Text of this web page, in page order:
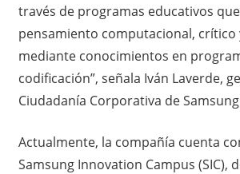
través de programas educativos
pensamiento computacional, crítico
mediante conocimientos en
codificación”, señala Iván Laverde,
Ciudadanía Corporativa de
Actualmente, la compañía cuenta
Samsung Innovation Campus (SIC),